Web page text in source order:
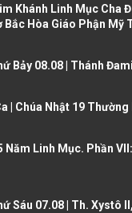
u
s
g
e
Khánh Linh Mục Cha
Bắc Hòa Giáo Phận Mỹ
Bảy 08.08 | Thánh
| Chúa Nhật 19 Thường
Năm Linh Mục. Phần
Sáu 07.08 | Th. Xystô